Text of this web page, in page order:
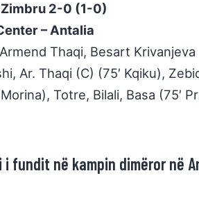
Zimbru 2-0 (1-0)
– Antalia
Armend Thaqi, Besart Krivanjeva
Ar. Thaqi (C) (75′ Kqiku),
Totre, Bilali, Basa (75′
i fundit në kampin dimëror në